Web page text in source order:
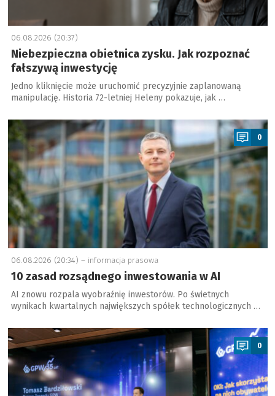
06.08.2026 (20:37)
Niebezpieczna obietnica zysku. Jak rozpoznać
fałszywą inwestycję
Jedno kliknięcie może uruchomić precyzyjnie zaplanowaną
manipulację. Historia 72-letniej Heleny pokazuje, jak …
a
0
06.08.2026 (20:34) – informacja prasowa
10 zasad rozsądnego inwestowania w AI
AI znowu rozpala wyobraźnię inwestorów. Po świetnych
wynikach kwartalnych największych spółek technologicznych …
a
0